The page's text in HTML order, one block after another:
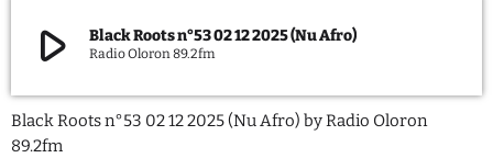
ADHÉRER OU SOUTENIR
play_arrow Black Roots n°53 02 12 2025 (Nu Afro)
Radio Oloron 89.2fm
Black Roots n°53 02 12 2025 (Nu Afro) by Radio Oloron
89.2fm